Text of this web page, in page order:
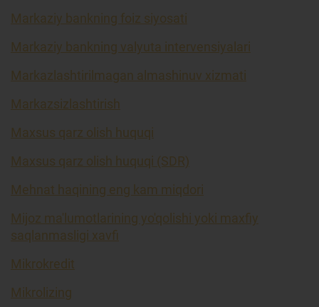
Markaziy bankning foiz siyosati
Markaziy bankning valyuta intervensiyalari
Markazlashtirilmagan almashinuv xizmati
Markazsizlashtirish
Maxsus qarz olish huquqi
Maxsus qarz olish huquqi (SDR)
Mehnat haqining eng kam miqdori
Mijoz ma'lumotlarining yo'qolishi yoki maxfiy
saqlanmasligi xavfi
Mikrokredit
Mikrolizing